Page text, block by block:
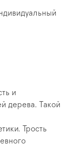
и
дерева. Такой
Трость